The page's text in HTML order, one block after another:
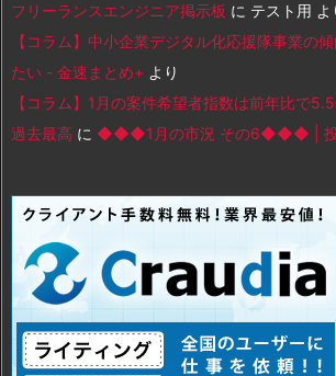
フリーランスエンジニア掲示板 に テスト用 よ
【コラム】中小企業デジタル化応援隊事業の傾
たい - 金速まとめ+ より
【コラム】1月の案件希望者指数は前年比で
過去最高 に ◆◆◆1月の市況 その6◆◆◆ | 投